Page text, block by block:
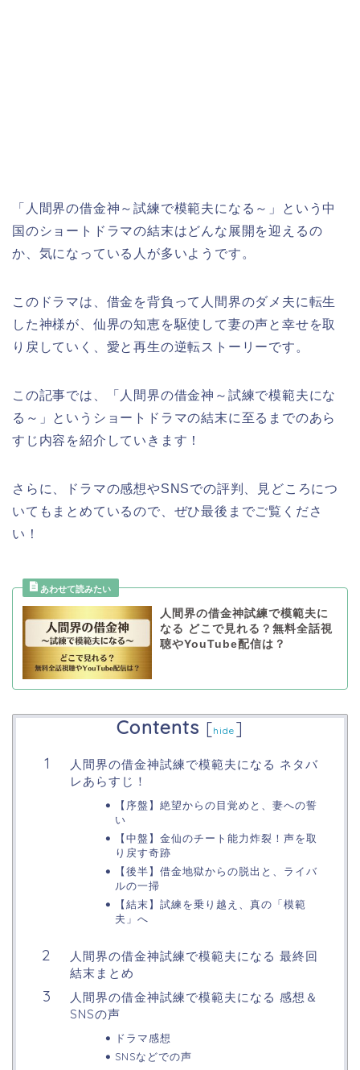
「人間界の借金神～試練で模範夫になる～」という中
国のショートドラマの結末はどんな展開を迎えるの
か、気になっている人が多いようです。
このドラマは、借金を背負って人間界のダメ夫に転生
した神様が、仙界の知恵を駆使して妻の声と幸せを取
り戻していく、愛と再生の逆転ストーリーです。
この記事では、「人間界の借金神～試練で模範夫にな
る～」 と いうショートドラマの結末に至るまでのあら
すじ内容を紹介していきます！
さらに、ドラマの感想やSNSでの評判、見どころにつ
いてもまとめているので、ぜひ最後までご覧くださ
い！
人間界の借金神試練で模範夫に
なる どこで見れる？無料全話視
聴やYouTube配信は？
Contents [hide ]
人間界の借金神試練で模範夫になる ネタバ
レあらすじ！
【序盤】絶望からの目覚めと、妻への誓
い
【中盤】金仙のチート能力炸裂！声を取
り戻す奇跡
【後半】借金地獄からの脱出と、ライバ
ルの一掃
【結末】試練を乗り越え、真の「模範
夫」へ
人間界の借金神試練で模範夫になる 最終回
結末まとめ
人間界の借金神試練で模範夫になる 感想＆
SNSの声
ドラマ感想
SNSなどでの声